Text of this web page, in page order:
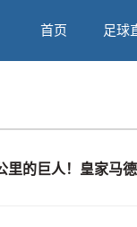
首页 足球
里的巨人！皇家马